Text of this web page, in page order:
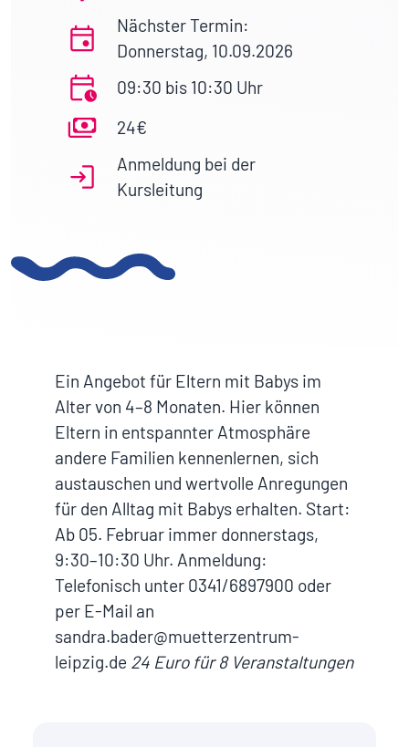
Nächster Termin:
Donnerstag, 10.09.2026
09:30 bis 10:30 Uhr
24€
Anmeldung bei der
Kursleitung
Ein Angebot für Eltern mit Babys im
Alter von 4–8 Monaten. Hier können
Eltern in entspannter Atmosphäre
andere Familien kennenlernen, sich
austauschen und wertvolle Anregungen
für den Alltag mit Babys erhalten. Start:
Ab 05. Februar immer donnerstags,
9:30–10:30 Uhr. Anmeldung:
Telefonisch unter 0341/6897900 oder
per E-Mail an
sandra.bader@muetterzentrum-
leipzig.de 24 Euro für 8 Veranstaltungen